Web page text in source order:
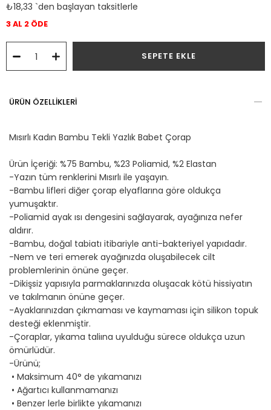
₺18,33 `den başlayan taksitlerle
3 AL 2 ÖDE
ÜRÜN ÖZELLIKLERI
Mısırlı Kadın Bambu Tekli Yazlık Babet Çorap
Ürün İçeriği: %75 Bambu, %23 Poliamid, %2 Elastan
-Yazın tüm renklerini Mısırlı ile yaşayın.
-Bambu lifleri diğer çorap elyaflarına göre oldukça
yumuşaktır.
-Poliamid ayak ısı dengesini sağlayarak, ayağınıza nefer
aldırır.
-Bambu, doğal tabiatı itibariyle anti-bakteriyel yapıdadır.
-Nem ve teri emerek ayağınızda oluşabilecek cilt
problemlerinin önüne geçer.
-Dikişsiz yapısıyla parmaklarınızda oluşacak kötü hissiyatın
ve takılmanın önüne geçer.
-Ayaklarınızdan çıkmaması ve kaymaması için silikon topuk
desteği eklenmiştir.
-Çoraplar, yıkama taliına uyulduğu sürece oldukça uzun
ömürlüdür.
-Ürünü;
• Maksimum 40° de yıkamanızı
• Ağartıcı kullanmamanızı
• Benzer lerle birlikte yıkamanızı